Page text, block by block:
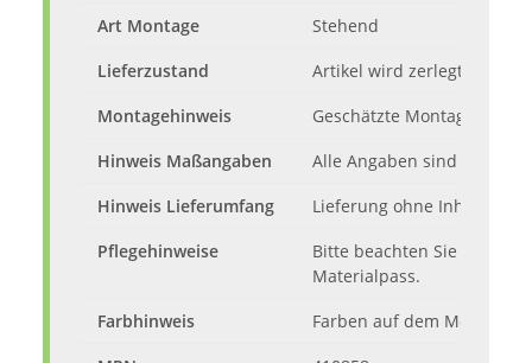
Art Montage
Stehend
Lieferzustand
Artikel wird zerlegt mit
Montagehinweis
Geschätzte Montagezeit:
Hinweis Maßangaben
Alle Angaben sind ca.-
Hinweis Lieferumfang
Lieferung ohne Inhalt und
Pflegehinweise
Bitte beachten Sie die
Materialpass.
Farbhinweis
Farben auf dem Monitor